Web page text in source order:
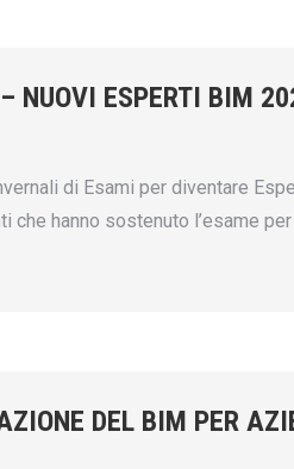
NUOVI ESPERTI BIM
di Esami per diventare
che hanno sostenuto l’esame
DEL BIM PER